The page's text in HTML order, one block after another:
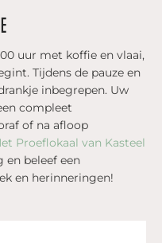
uur met koffie en vlaai,
Tijdens de pauze en
inbegrepen. Uw
compleet
of na afloop
Proeflokaal van Kasteel
en beleef een
en herinneringen!